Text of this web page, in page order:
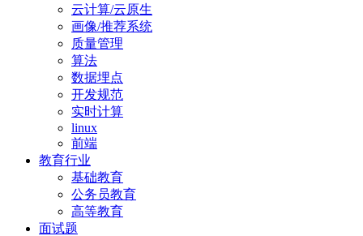
云计算/云原生
画像/推荐系统
质量管理
算法
数据埋点
开发规范
实时计算
linux
前端
教育行业
基础教育
公务员教育
高等教育
面试题